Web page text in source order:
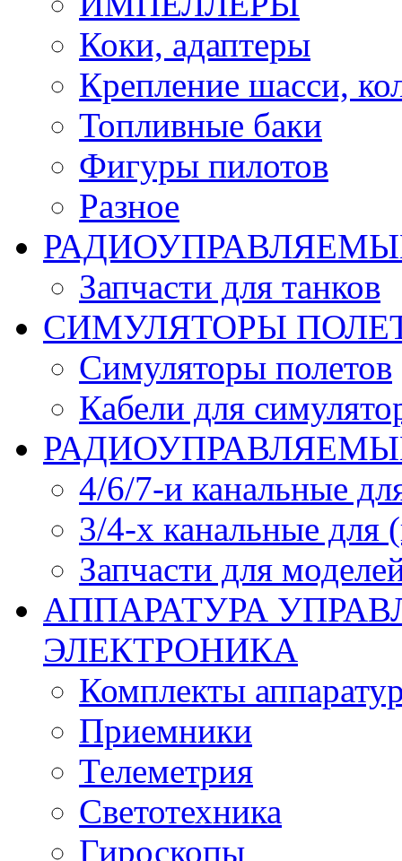
Коки, адаптеры
Крепление шасси,
Топливные баки
Фигуры пилотов
Разное
Запчасти для танков
СИМУЛЯТОРЫ
Симуляторы полетов
Кабели для
4/6/7-и канальные
3/4-х канальные
Запчасти для
АППАРАТУРА
ЭЛЕКТРОНИКА
Комплекты
Приемники
Телеметрия
Светотехника
Гироскопы